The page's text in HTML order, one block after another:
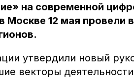
на современной
Москве 12 мая провели
утвердили новый
векторы